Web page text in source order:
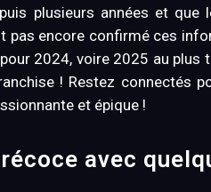
plusieurs années et
pas encore confirmé ces
2024, voire 2025 au plus
! Restez connectés
et épique !
avec